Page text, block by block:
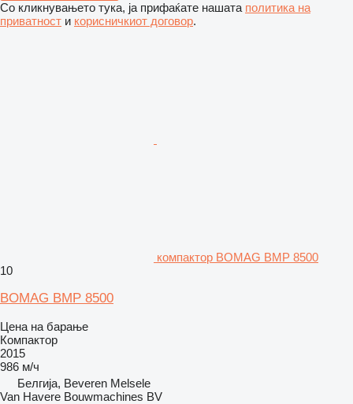
Со кликнувањето тука, ја прифаќате нашата политика на
приватност и корисничкиот договор.
компактор BOMAG BMP 8500
10
BOMAG BMP 8500
Цена на барање
Компактор
2015
986 м/ч
Белгија, Beveren Melsele
Van Havere Bouwmachines BV